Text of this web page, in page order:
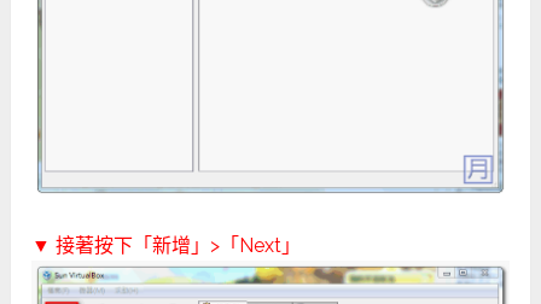
▼ 接著按下「新增」>「Next」